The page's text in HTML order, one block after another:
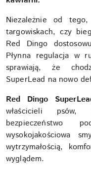
Niezależnie od
targowiskach, czy
Red Dingo
Płynna regulacja w
sprawiają, że
SuperLead na nowo
Red Dingo
właścicieli
bezpieczeństwo
wysokojakościowa
wytrzymałością,
wyglądem.